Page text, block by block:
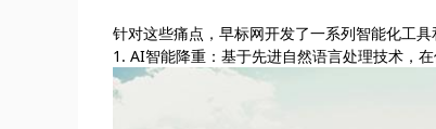
针对这些痛点，早标网开发了一系列智能化工具
1. AI智能降重：基于先进自然语言处理技术，